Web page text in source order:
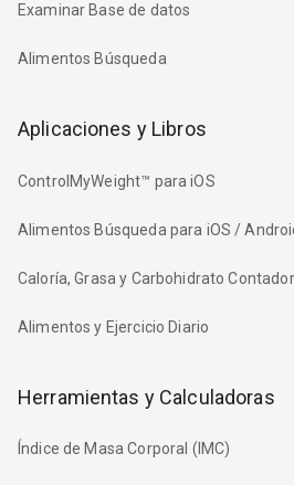
Examinar Base de datos
Alimentos Búsqueda
Aplicaciones y Libros
ControlMyWeight™ para iOS
Alimentos Búsqueda para iOS /
Caloría, Grasa y Carbohidrato Contador
Alimentos y Ejercicio Diario
Herramientas y Calculadoras
Índice de Masa Corporal (IMC)